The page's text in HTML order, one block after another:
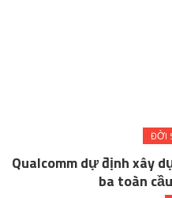
toàn cầu, việc Qualcomm muốn
quốc gia Đông Nam Á